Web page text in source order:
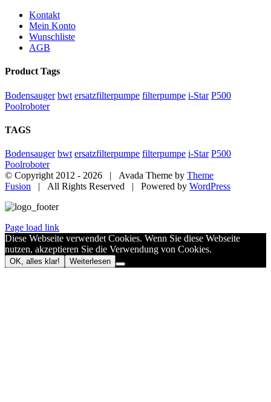
Kontakt
Mein Konto
Wunschliste
AGB
Product Tags
Bodensauger bwt ersatzfilterpumpe filterpumpe i-Star P500
Poolroboter
TAGS
Bodensauger bwt ersatzfilterpumpe filterpumpe i-Star P500
Poolroboter
© Copyright 2012 - 2026 | Avada Theme by Theme
Fusion | All Rights Reserved | Powered by WordPress
Page load link
Diese Webseite verwendet Cookies. Wenn Sie diese Webseite
nutzen, akzeptieren Sie die Verwendung von Cookies.
OK, alles klar! Weiterlesen